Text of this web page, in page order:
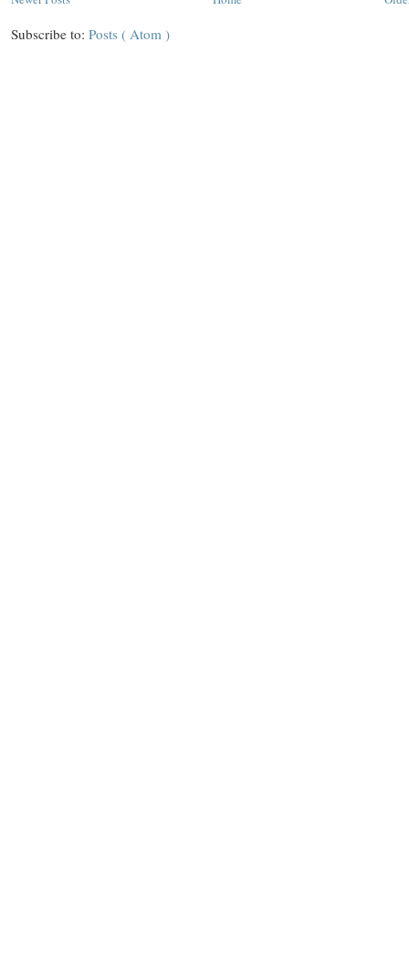
Subscribe to: Posts ( Atom )